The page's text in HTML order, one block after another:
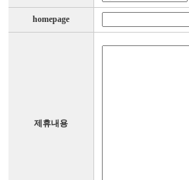
homepage
제휴내용